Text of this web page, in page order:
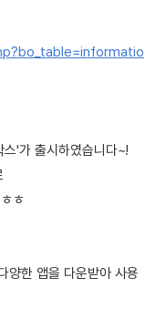
'가 출시하였습니다~!
ㅎ
양한 앱을 다운받아 사용